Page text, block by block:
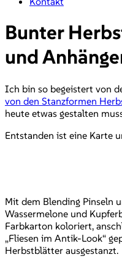
Bunter
und
Ich bin so begeistert von
von den Stanzformen
heute etwas gestalten
Entstanden ist eine Karte
Mit dem Blending Pinseln
Wassermelone und
Farbkarton koloriert,
„Fliesen im Antik-Look“
Herbstblätter ausgestanzt.